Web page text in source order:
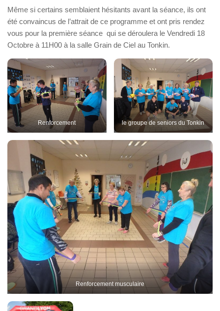
Même si certains semblaient hésitants avant la séance, ils ont
été convaincus de l’attrait de ce programme et ont pris rendez
vous pour la première séance qui se déroulera le Vendredi 18
Octobre à 11H00 à la salle Grain de Ciel au Tonkin.
Renforcement le groupe de seniors du Tonkin
Renforcement musculaire